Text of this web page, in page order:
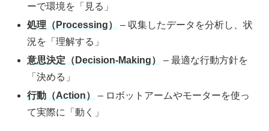
ーで環境を「見る」
処理（Processing）
– 収集したデータを分析し、状
況を「理解する」
意思決定（Decision-Making）
– 最適な行動方針を
「決める」
行動（Action）
– ロボットアームやモーターを使っ
て実際に「動く」